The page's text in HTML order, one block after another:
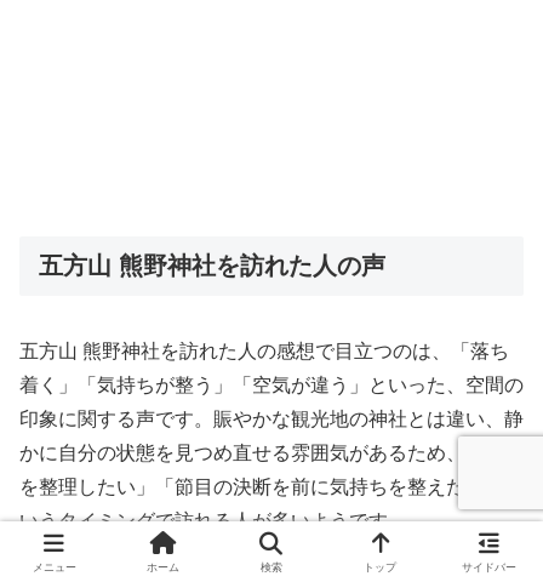
五方山 熊野神社を訪れた人の声
五方山 熊野神社を訪れた人の感想で目立つのは、「落ち
着く」「気持ちが整う」「空気が違う」といった、空間の
印象に関する声です。賑やかな観光地の神社とは違い、静
かに自分の状態を見つめ直せる雰囲気があるため、「考え
を整理したい」「節目の決断を前に気持ちを整えたい」と
いうタイミングで訪れる人が多いようです。
メニュー ホーム 検索 トップ サイドバー